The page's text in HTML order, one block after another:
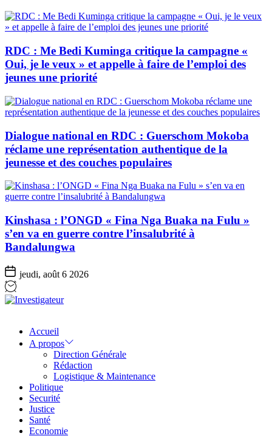
RDC : Me Bedi Kuminga critique la campagne «
Oui, je le veux » et appelle à faire de l’emploi des
jeunes une priorité
Dialogue national en RDC : Guerschom Mokoba
réclame une représentation authentique de la
jeunesse et des couches populaires
Kinshasa : l’ONGD « Fina Nga Buaka na Fulu »
s’en va en guerre contre l’insalubrité à
Bandalungwa
jeudi, août 6 2026
Accueil
A propos
Direction Générale
Rédaction
Logistique & Maintenance
Politique
Securité
Justice
Santé
Economie